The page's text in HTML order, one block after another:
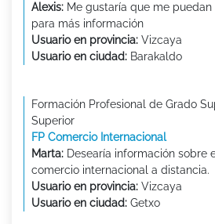
Alexis: Me gustaría que me
para más información
Usuario en provincia: Vizcaya
Usuario en ciudad: Barakaldo
Formación Profesional de Grado
Superior
FP Comercio Internacional
Marta: Desearía información sobre
comercio internacional a distancia.
Usuario en provincia: Vizcaya
Usuario en ciudad: Getxo